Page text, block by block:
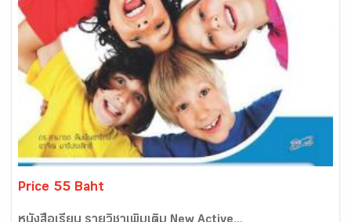
Price 55 Baht